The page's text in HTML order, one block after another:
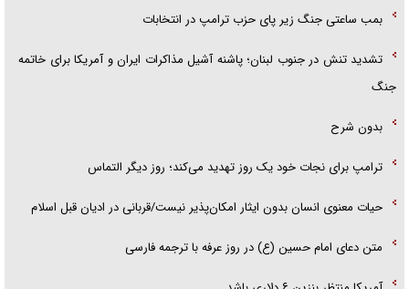
بمب ساعتی جنگ زیر پای حزب ترام‍پ در انتخابات
تشدید تنش در جنوب لبنان؛ پاشنه آشیل مذاکرات ایران و آمریکا برای خاتمه
جنگ
بدون شرح
ترامپ برای نجات خود یک روز تهدید می‌کند؛ روز دیگر التماس
حیات معنوی انسان بدون ایثار امکان‌پذیر نیست/قربانی در ادیان قبل اسلام
متن دعای امام حسین (ع) در روز عرفه با ترجمه فارسی